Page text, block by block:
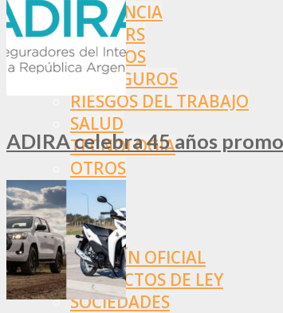
ASISTENCIA
BROKERS
SEGUROS
REASEGUROS
RIESGOS DEL TRABAJO
SALUD
TECNOLOGÍA
OTROS
NORMAS
SSN
SRT
BOLETÍN OFICIAL
PROYECTOS DE LEY
SOCIEDADES
ADIRA celebra 45 años